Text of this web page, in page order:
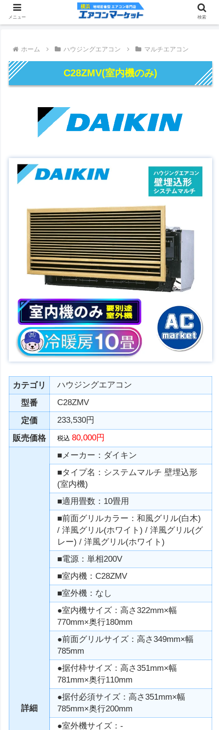
ホーム ハウジングエアコン マルチエアコン
C28ZMV(室内機のみ)
カテゴリ
ハウジングエアコン
型番
C28ZMV
定価
233,530円
販売価格
税込80,000円
詳細
■メーカー：ダイキン
■タイプ名：システムマルチ 壁埋込形
(室内機)
■適用畳数：10畳用
■前面グリルカラー：和風グリル(白木)
/ 洋風グリル(ホワイト) / 洋風グリル(グ
レー) / 洋風グリル(ホワイト)
■電源：単相200V
■室内機：C28ZMV
■室外機：なし
●室内機サイズ：高さ322mm×幅
770mm×奥行180mm
●前面グリルサイズ：高さ349mm×幅
785mm
●据付枠サイズ：高さ351mm×幅
781mm×奥行110mm
●据付必須サイズ：高さ351mm×幅
785mm×奥行200mm
●室外機サイズ：-
メニュー 検索